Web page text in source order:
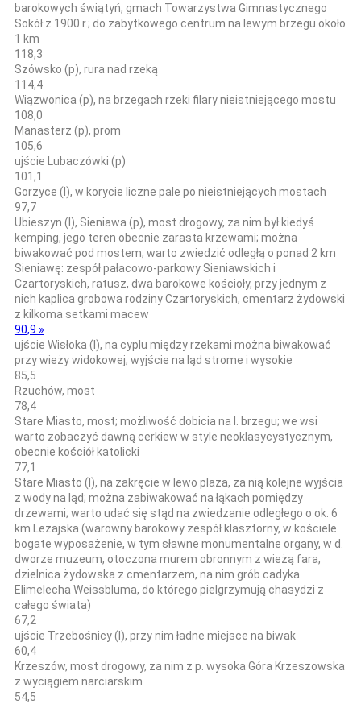
barokowych świątyń, gmach Towarzystwa Gimnastycznego
Sokół z 1900 r.; do zabytkowego centrum na lewym brzegu około
1 km
118,3
Szówsko (p), rura nad rzeką
114,4
Wiązwonica (p), na brzegach rzeki filary nieistniejącego mostu
108,0
Manasterz (p), prom
105,6
ujście Lubaczówki (p)
101,1
Gorzyce (l), w korycie liczne pale po nieistniejących mostach
97,7
Ubieszyn (l), Sieniawa (p), most drogowy, za nim był kiedyś
kemping, jego teren obecnie zarasta krzewami; można
biwakować pod mostem; warto zwiedzić odległą o ponad 2 km
Sieniawę: zespół pałacowo-parkowy Sieniawskich i
Czartoryskich, ratusz, dwa barokowe kościoły, przy jednym z
nich kaplica grobowa rodziny Czartoryskich, cmentarz żydowski
z kilkoma setkami macew
90,9 »
ujście Wisłoka (l), na cyplu między rzekami można biwakować
przy wieży widokowej; wyjście na ląd strome i wysokie
85,5
Rzuchów, most
78,4
Stare Miasto, most; możliwość dobicia na l. brzegu; we wsi
warto zobaczyć dawną cerkiew w style neoklasycystycznym,
obecnie kościół katolicki
77,1
Stare Miasto (l), na zakręcie w lewo plaża, za nią kolejne wyjścia
z wody na ląd; można zabiwakować na łąkach pomiędzy
drzewami; warto udać się stąd na zwiedzanie odległego o ok. 6
km Leżajska (warowny barokowy zespół klasztorny, w kościele
bogate wyposażenie, w tym sławne monumentalne organy, w d.
dworze muzeum, otoczona murem obronnym z wieżą fara,
dzielnica żydowska z cmentarzem, na nim grób cadyka
Elimelecha Weissbluma, do którego pielgrzymują chasydzi z
całego świata)
67,2
ujście Trzebośnicy (l), przy nim ładne miejsce na biwak
60,4
Krzeszów, most drogowy, za nim z p. wysoka Góra Krzeszowska
z wyciągiem narciarskim
54,5